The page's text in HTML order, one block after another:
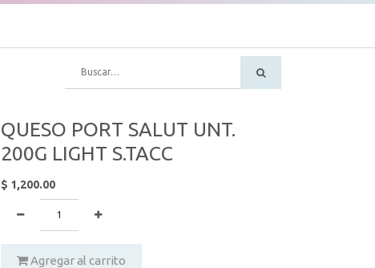
QUESO PORT SALUT UNT.
200G LIGHT S.TACC
$ 1,200.00
Agregar al carrito